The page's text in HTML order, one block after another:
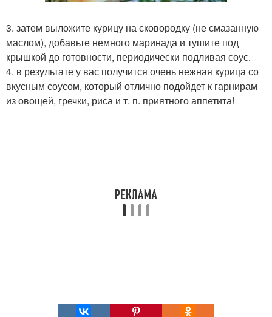
3. затем выложите курицу на сковородку (не смазанную
маслом), добавьте немного маринада и тушите под
крышкой до готовности, периодически подливая соус.
4. в результате у вас получится очень нежная курица со
вкусным соусом, который отлично подойдет к гарнирам
из овощей, гречки, риса и т. п. приятного аппетита!